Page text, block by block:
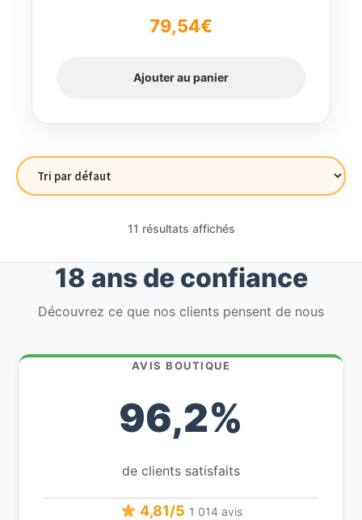
79,54€
Ajouter au panier
11 résultats affichés
18 ans de confiance
Découvrez ce que nos clients pensent de nous
AVIS BOUTIQUE
96,2%
de clients satisfaits
4,81/5 1 014 avis